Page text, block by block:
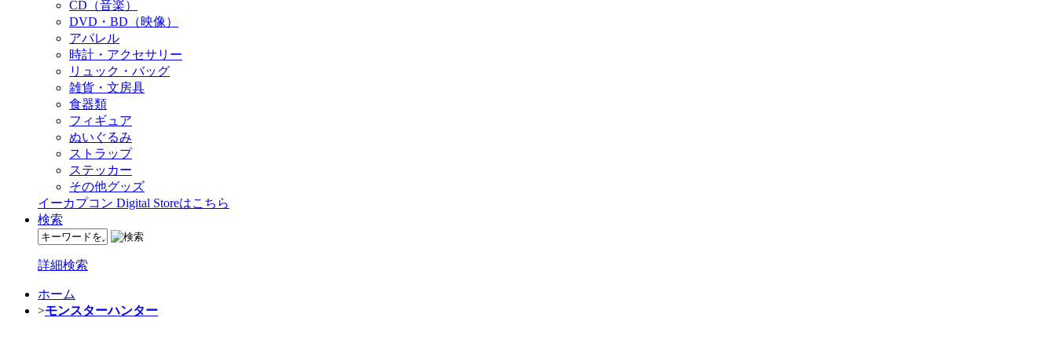
CD（音楽）
DVD・BD（映像）
アパレル
時計・アクセサリー
リュック・バッグ
雑貨・文房具
食器類
フィギュア
ぬいぐるみ
ストラップ
ステッカー
その他グッズ
イーカプコン Digital Storeはこちら
検索
詳細検索
ホーム
>モンスターハンター